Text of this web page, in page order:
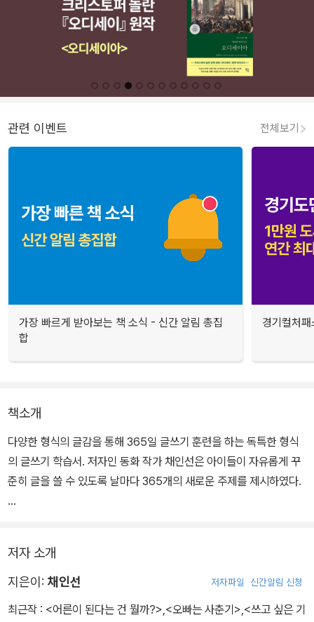
관련 이벤트 전체보기
가장 빠르게 받아보는 책 소식 - 신간 알림 총집
합
경기컬처
책소개
다양한 형식의 글감을 통해 365일 글쓰기 훈련을 하는 독특한 형식
의 글쓰기 학습서. 저자인 동화 작가 채인선은 아이들이 자유롭게 꾸
준히 글을 쓸 수 있도록 날마다 365개의 새로운 주제를 제시하였다.
소설 한 대목을 소개하였다. 올드독 다이어리의 정우열, 스노우캣 다
이어리의 권윤주의 그림이 보는 재미를 더한다.
저자 소개
지은이: 채인선 저자파일 신간알림 신청
최근작 : <어른이 된다는 건 뭘까?>,<오빠는 사춘기>,<쓰고 싶은 기